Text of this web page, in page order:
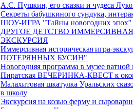
А.С. Пушкин, его сказки и чудеса
Секреты бабушкиного сундука,
ШОУ-ИГРА "Тайны новогодних эпох"
ДРУГОЕ ДЕТСТВО
ЭКСКУРСИЯ
Иммерсивная историческая игра-
ПОТЕРЯННЫХ БУСИН"
Новогодняя программа в музее
Пиратская ВЕЧЕРИНКА-КВЕСТ к
Малахитовая шкатулка Уральских
в школу
Экскурсия на козью ферму и